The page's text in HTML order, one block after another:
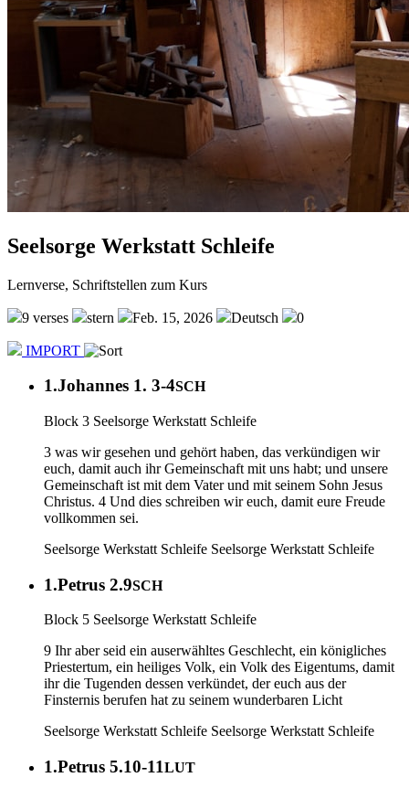
Seelsorge Werkstatt Schleife
Lernverse, Schriftstellen zum Kurs
9 verses stern Feb. 15, 2026 Deutsch 0
IMPORT
1.Johannes 1. 3-4SCH
Block 3 Seelsorge Werkstatt Schleife
3 was wir gesehen und gehört haben, das verkündigen wir
euch, damit auch ihr Gemeinschaft mit uns habt; und unsere
Gemeinschaft ist mit dem Vater und mit seinem Sohn Jesus
Christus. 4 Und dies schreiben wir euch, damit eure Freude
vollkommen sei.
Seelsorge Werkstatt Schleife Seelsorge Werkstatt Schleife
1.Petrus 2.9SCH
Block 5 Seelsorge Werkstatt Schleife
9 Ihr aber seid ein auserwähltes Geschlecht, ein königliches
Priestertum, ein heiliges Volk, ein Volk des Eigentums, damit
ihr die Tugenden dessen verkündet, der euch aus der
Finsternis berufen hat zu seinem wunderbaren Licht
Seelsorge Werkstatt Schleife Seelsorge Werkstatt Schleife
1.Petrus 5.10-11LUT